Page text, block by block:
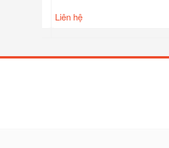
Liên hệ